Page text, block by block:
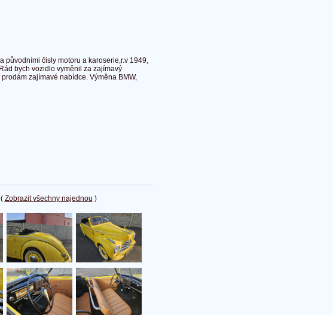
původními čisly motoru a karoserie,r.v 1949,
bych vozidlo vyměnil za zajímavý
zajímavé nabídce. Výměna BMW,
( Zobrazit všechny najednou )